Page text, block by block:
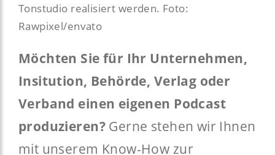
Tonstudio realisiert werden. Foto:
Rawpixel/envato
Möchten Sie für Ihr Unternehmen,
Insitution, Behörde, Verlag oder
Verband einen eigenen Podcast
produzieren? Gerne stehen wir Ihnen
mit unserem Know-How zur